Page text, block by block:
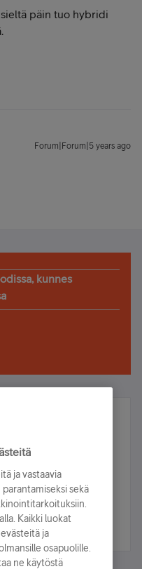
sieltä päin tuo hybridi
Forum|Forum|5 years ago
kunnes
voita!
arvonnassa.
ja vastaavia
sekä
Kaikki luokat
ja
osapuolille.
ne käytöstä